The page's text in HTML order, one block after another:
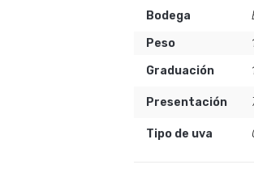
Bodega
Peso
Graduación
Presentación
Tipo de uva